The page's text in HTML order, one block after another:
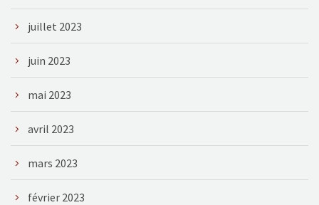
juillet 2023
juin 2023
mai 2023
avril 2023
mars 2023
février 2023